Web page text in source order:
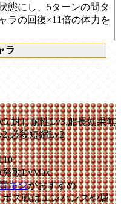
態にし、5ターンの間タ
ラの回復×11倍の体力を
ラ
封じ耐性Lv3,船長効果無
必殺短縮Lv2
動LvMax
キジがおすすめ
ス戦はエンハンスや属